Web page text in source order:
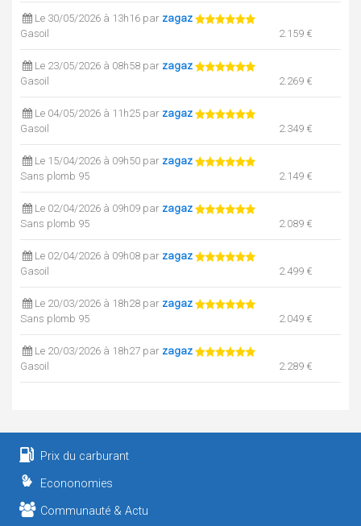
Le 30/05/2026 à 13h16 par zagaz
Gasoil
2.159 €
Le 23/05/2026 à 08h58 par zagaz
Gasoil
2.269 €
Le 04/05/2026 à 11h25 par zagaz
Gasoil
2.349 €
Le 15/04/2026 à 09h50 par zagaz
Sans plomb 95
2.149 €
Le 02/04/2026 à 09h09 par zagaz
Sans plomb 95
2.089 €
Le 02/04/2026 à 09h08 par zagaz
Gasoil
2.499 €
Le 20/03/2026 à 18h28 par zagaz
Sans plomb 95
2.049 €
Le 20/03/2026 à 18h27 par zagaz
Gasoil
2.289 €
Gasoil
Gasoil
Prix du carburant
Econonomies
Communauté & Actu